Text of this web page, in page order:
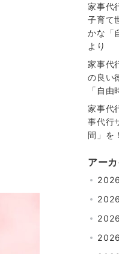
家事代
子育て
かな「
より
家事代
の良い
「自
家事代
事代行
間」を
アー